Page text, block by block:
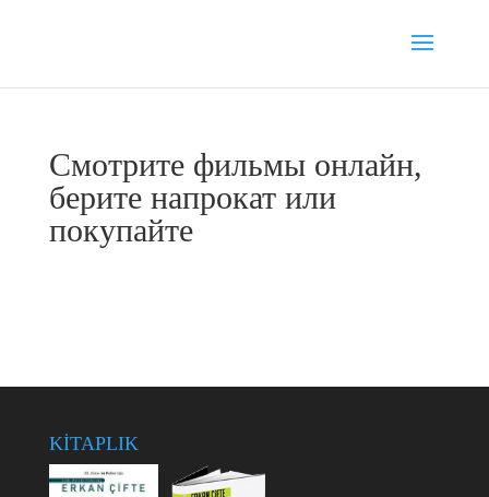
Смотрите фильмы онлайн,
берите напрокат или
покупайте
KİTAPLIK